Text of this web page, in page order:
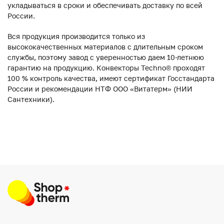
укладываться в сроки и обеспечивать доставку по всей
России.
Вся продукция производится только из
высококачественных материалов с длительным сроком
службы, поэтому завод с уверенностью даем 10-летнюю
гарантию на продукцию. Конвекторы Techno® проходят
100 % контроль качества, имеют сертификат Госстандарта
России и рекомендации НТФ ООО «Витатерм» (НИИ
Сантехники).